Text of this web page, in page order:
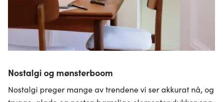
Nostalgi og mønsterboom
Nostalgi preger mange av trendene vi ser akkurat nå, og